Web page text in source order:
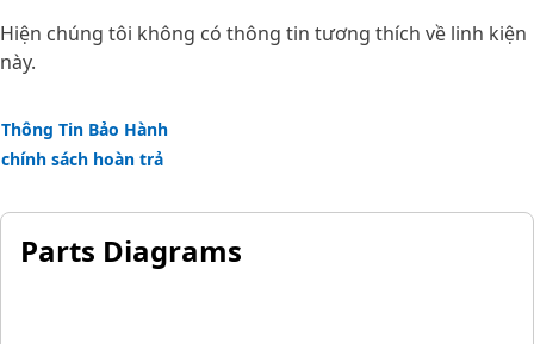
Hiện chúng tôi không có thông tin tương thích về linh kiện
này.
Thông Tin Bảo Hành
chính sách hoàn trả
Parts Diagrams